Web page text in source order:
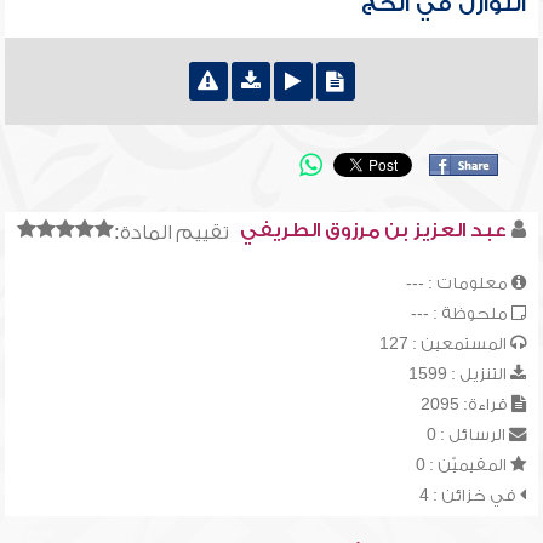
تقييم المادة: عبد العزيز بن مرزوق الطريفي
معلومات : ---
ملحوظة : ---
المستمعين : 127
التنزيل : 1599
قراءة: 2095
الرسائل : 0
المقيميّن : 0
في خزائن : 4